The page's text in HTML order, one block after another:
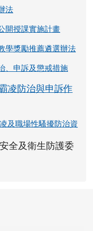
法
開授課實施計畫
學獎勵推薦遴選辦法
、申訴及懲戒措施
凌防治與申訴作
及職場性騷擾防治資
tad_blocks/file/
全及衛生防護委
中學職務安全及衛生防
中學職務安全及衛生防
uploads/
uploads/